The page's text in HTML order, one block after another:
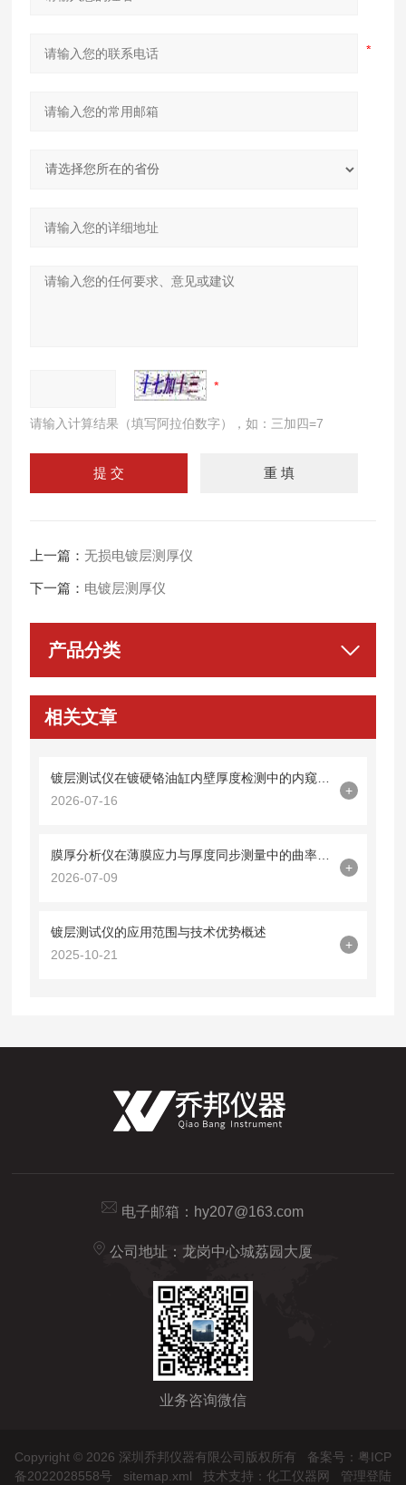
请输入计算结果（填写阿拉伯数字），如：三加四=7
上一篇：无损电镀层测厚仪
下一篇： 电镀层测厚仪
产品分类
相关文章
2026-07-16
+
2026-07-09
+
镀层测试仪的应用范围与技术优势概述
2025-10-21
+
电子邮箱： hy207@163.com
公司地址：龙岗中心城荔园大厦
业务咨询微信
Copyright © 2026 深圳乔邦仪器有限公司版权所有 备案号：粤ICP
备2022028558号
sitemap.xml 技术支持： 化工仪器网 管理登陆